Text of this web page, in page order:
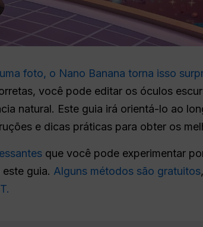
foto, o Nano Banana torna isso
você pode editar os óculos
natural. Este guia irá orientá-lo ao
e dicas práticas para obter os
que você pode experimentar
guia. Alguns métodos são gratuitos